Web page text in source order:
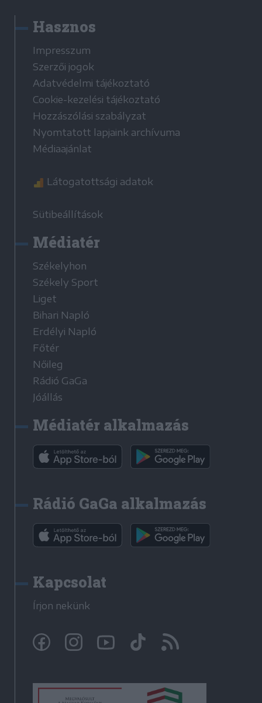
Hasznos
Impresszum
Szerzői jogok
Adatvédelmi tájékoztató
Cookie-kezelési tájékoztató
Hozzászólási szabályzat
Nyomtatott lapjaink archívuma
Médiaajánlat
Látogatottsági adatok
Sütibeállítások
Médiatér
Székelyhon
Székely Sport
Liget
Bihari Napló
Erdélyi Napló
Főtér
Nőileg
Rádió GaGa
Jóállás
Médiatér alkalmazás
Rádió GaGa alkalmazás
Kapcsolat
Írjon nekünk